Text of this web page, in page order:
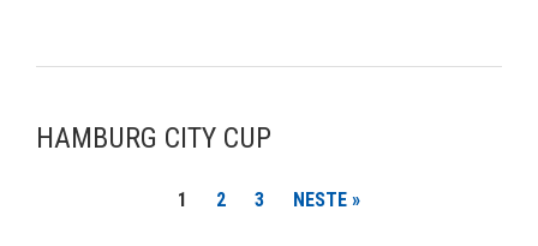
HAMBURG CITY CUP
1 2 3 NESTE »